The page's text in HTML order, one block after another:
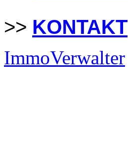
>> KONTAKT
ImmoVerwalter